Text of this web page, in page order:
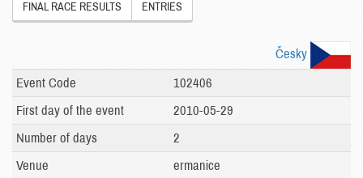
FINAL RACE RESULTS ENTRIES
Česky
Event Code
102406
First day of the event
2010-05-29
Number of days
2
Venue
ermanice